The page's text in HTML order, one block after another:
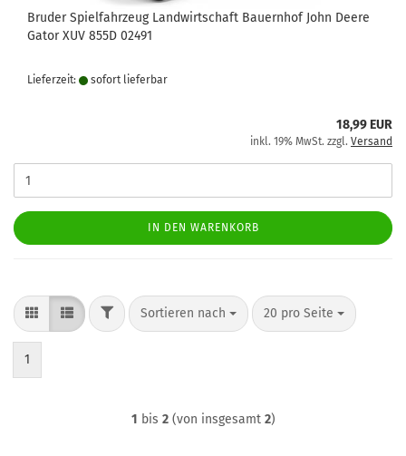
Bruder Spielfahrzeug Landwirtschaft Bauernhof John Deere
Gator XUV 855D 02491
Lieferzeit: sofort lie­fer­bar
18,99 EUR
inkl. 19% MwSt. zzgl. Versand
IN DEN WARENKORB
FILTERSortieren nach
Sortieren nach 20 pro Seite
pro Seite
1
1 bis 2(von insgesamt 2)